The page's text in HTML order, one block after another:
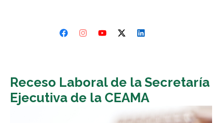
Receso Laboral de la Secretaría
Ejecutiva de la CEAMA